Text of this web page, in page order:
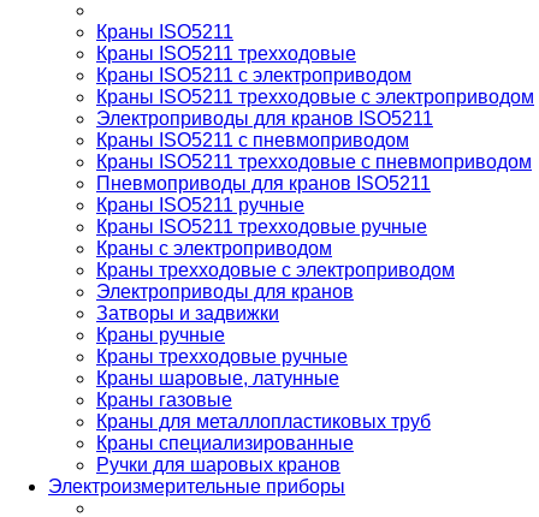
Краны ISO5211
Краны ISO5211 трехходовые
Краны ISO5211 с электроприводом
Краны ISO5211 трехходовые с электроприводом
Электроприводы для кранов ISO5211
Краны ISO5211 с пневмоприводом
Краны ISO5211 трехходовые с пневмоприводом
Пневмоприводы для кранов ISO5211
Краны ISO5211 ручные
Краны ISO5211 трехходовые ручные
Краны с электроприводом
Краны трехходовые с электроприводом
Электроприводы для кранов
Затворы и задвижки
Краны ручные
Краны трехходовые ручные
Краны шаровые, латунные
Краны газовые
Краны для металлопластиковых труб
Краны специализированные
Ручки для шаровых кранов
Электроизмерительные приборы